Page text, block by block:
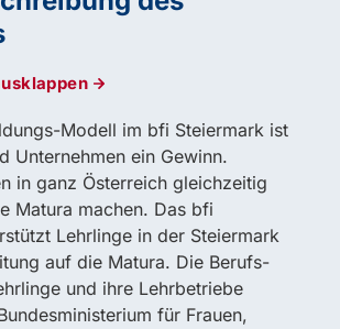
Modell im bfi Steiermark ist
Unternehmen ein Gewinn.
in ganz Österreich gleichzeitig
Matura machen. Das bfi
Lehrlinge in der Steiermark
auf die Matura. Die Berufs-
und ihre Lehrbetriebe
für Frauen,